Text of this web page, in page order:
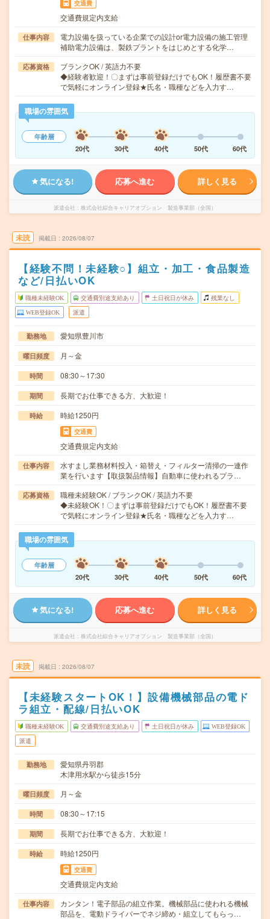
交通費
交通費規定内支給
仕事内容
電力設備を扱っている企業での設計or電力設備の施工管理
補助電力設備は、製鉄プラントをはじめとする化学…
応募資格
ブランクOK / 英語力不要
◆経験者歓迎！〇まずは事前登録だけでもOK！履歴書不要
で気軽にオンライン登録★氏名・職種などを入力す…
職場の雰囲気
年齢層
20代
30代 40代 50代 60代
気になる! 応募へ進む 詳しく見る
派遣会社 株式会社綜合キャリアオプション 製造事業部（全国）
未読 掲載日 2026/08/07
【経験不問！未経験○】組立・加工・食品製造
など/日払いOK
職種未経験OK 交通費別途支給あり 土日祝日が休み 残業なし
WEB登録OK 派遣
勤務地 愛知県豊川市
曜日頻度 月～金
時間 08:30～17:30
期間 長期でお仕事できる方、大歓迎！
時給 時給1250円
交通費
交通費規定内支給
仕事内容
水すまし業務材料投入・箱替え・フィルター清掃の一連作
業を行います【取扱製品情報】自動車に使われるプラ…
応募資格
職種未経験OK / ブランクOK / 英語力不要
◆未経験OK！〇まずは事前登録だけでもOK！履歴書不要
で気軽にオンライン登録★氏名・職種などを入力す…
職場の雰囲気
年齢層
20代
30代 40代 50代 60代
気になる! 応募へ進む 詳しく見る
派遣会社 株式会社綜合キャリアオプション 製造事業部（全国）
未読 掲載日 2026/08/07
【未経験スタートOK！】設備機械部品の電ド
ラ組立・配線/日払いOK
職種未経験OK 交通費別途支給あり 土日祝日が休み WEB登録OK
派遣
勤務地
愛知県丹羽郡
木津用水駅から徒歩15分
曜日頻度 月～金
時間 08:30～17:15
期間 長期でお仕事できる方、大歓迎！
時給 時給1250円
交通費
交通費規定内支給
仕事内容
カンタン！電子部品の組立作業。機械部品に使われる機械
部品を、電動ドライバーでネジ締め・組立してもらっ…